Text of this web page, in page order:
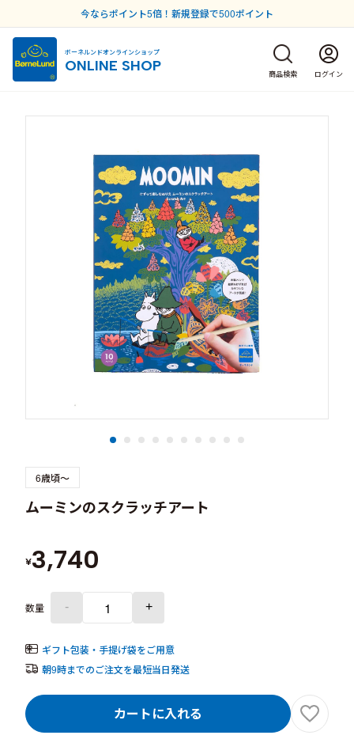
今ならポイント5倍！新規登録で500ポイント
ボーネルンドオンラインショップ
ONLINE SHOP 商品検索 ログイン
6歳頃～
ムーミンのスクラッチアート
¥3,740
数量 - +
ギフト包装・手提げ袋をご用意
朝9時までのご注文を最短当日発送
カートに入れる